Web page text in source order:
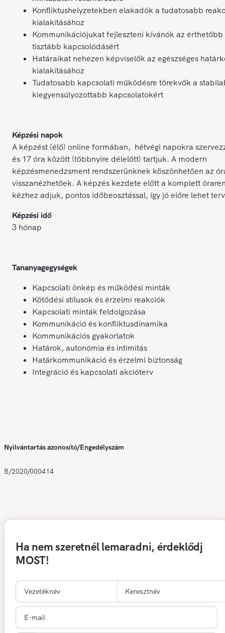
Konfliktushelyzetekben elakadók a tudatosabb
kialakításához
Kommunikációjukat fejleszteni kívánók az érthetőbb
tisztább kapcsolódásért
Határaikat nehezen képviselők az egészséges
kialakításához
Tudatosabb kapcsolati működésre törekvők a
kiegyensúlyozottabb kapcsolatokért
Képzési napok
A képzést (élő) online formában, hétvégi napokra
és 17 óra között (többnyire délelőtt) tartjuk. A modern
képzésmenedzsment rendszerünknek köszönhetően az
visszanézhetőek. A képzés kezdete előtt a komplett
kézhez adjuk, pontos időbeosztással, így jó előre lehet
Képzési idő
3 hónap
Tananyagegységek
Kapcsolati önkép és működési minták
Kötődési stílusok és érzelmi reakciók
Kapcsolati minták feldolgozása
Kommunikáció és konfliktusdinamika
Kommunikációs gyakorlatok
Határok, autonómia és intimitás
Határkommunikáció és érzelmi biztonság
Integráció és kapcsolati akcióterv
Nyilvántartás azonosító/Engedélyszám
B/2020/000414
Ha nem szeretnél lemaradni, érdeklődj
MOST!